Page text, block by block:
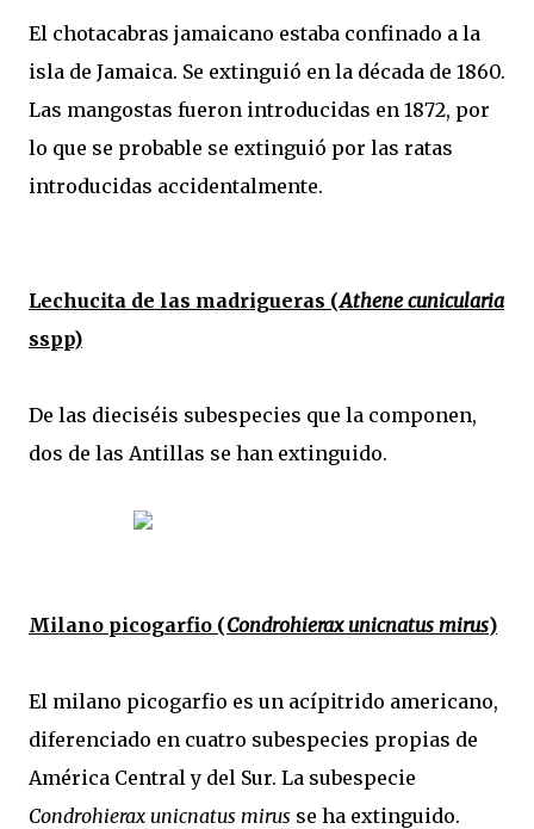
El chotacabras jamaicano estaba confinado a la
isla de Jamaica. Se extinguió en la década de 1860.
Las mangostas fueron introducidas en 1872, por
lo que se probable se extinguió por las ratas
introducidas accidentalmente.
Lechucita de las madrigueras (Athene cunicularia
sspp)
De las dieciséis subespecies que la componen,
dos de las Antillas se han extinguido.
Milano picogarfio (Condrohierax unicnatus mirus)
El milano picogarfio es un acípitrido americano,
diferenciado en cuatro subespecies propias de
América Central y del Sur. La subespecie
Condrohierax unicnatus mirus se ha extinguido.